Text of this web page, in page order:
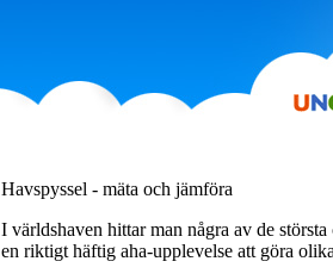
Havspyssel - mäta och jämföra
I världshaven hittar man några av de
en riktigt häftig aha-upplevelse att göra